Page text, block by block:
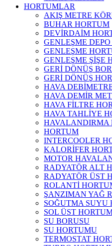
HORTUMLAR
AKIŞ METRE
BUHAR HORTUM
DEVİRDAİM
GENLEŞME
GENLEŞME
GENLEŞME ŞİŞE
GERİ DÖNÜŞ
GERİ DÖNÜŞ
HAVA
HAVA DEMİR
HAVA FİLTRE
HAVA TAHLİYE
HAVALANDIRMA
HORTUM
INTERCOOLER
KALORİFER
MOTOR
RADYATÖR ALT
RADYATÖR ÜST
ROLANTİ
ŞANZIMAN YAĞ
SOĞUTMA SUYU
SOL ÜST
SU BORUSU
SU HORTUMU
TERMOSTAT